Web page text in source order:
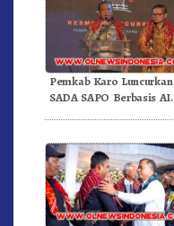
Pemkab Karo Luncurkan
SADA SAPO Berbasis AI